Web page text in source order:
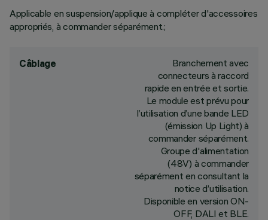
Applicable en suspension/applique à compléter d'accessoires
appropriés, à commander séparément.;
Câblage
Branchement avec
connecteurs à raccord
rapide en entrée et sortie.
Le module est prévu pour
l’utilisation d’une bande LED
(émission Up Light) à
commander séparément.
Groupe d'alimentation
(48V) à commander
séparément en consultant la
notice d’utilisation.
Disponible en version ON-
OFF, DALI et BLE.